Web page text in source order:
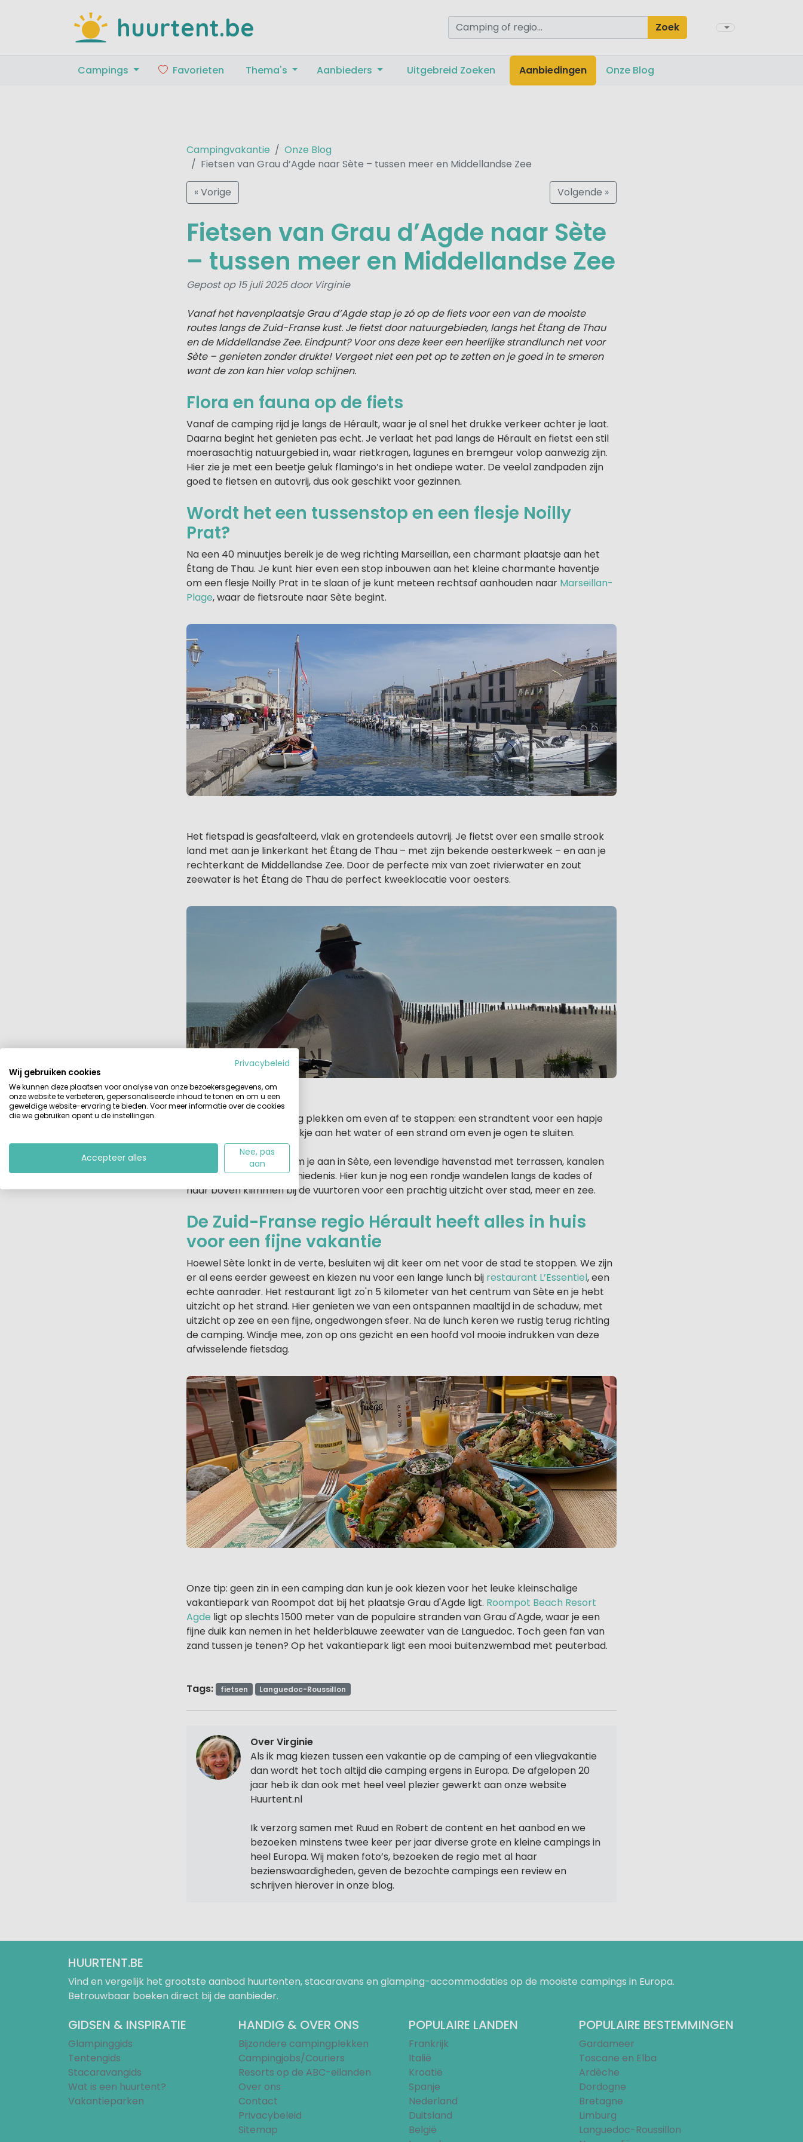
huurtent.be Zoek
Campings Favorieten Thema's Aanbieders Uitgebreid Zoeken Aanbiedingen Onze Blog
Campingvakantie
Onze Blog
Fietsen van Grau d’Agde naar Sète – tussen meer en Middellandse Zee
« Vorige Volgende »
Fietsen van Grau d’Agde naar Sète
– tussen meer en Middellandse Zee
Gepost op 15 juli 2025 door Virginie
Vanaf het havenplaatsje Grau d’Agde stap je zó op de fiets voor een van de mooiste
routes langs de Zuid-Franse kust. Je fietst door natuurgebieden, langs het Étang de Thau
en de Middellandse Zee. Eindpunt? Voor ons deze keer een heerlijke strandlunch net voor
Sète – genieten zonder drukte! Vergeet niet een pet op te zetten en je goed in te smeren
want de zon kan hier volop schijnen.
Flora en fauna op de fiets
Vanaf de camping rijd je langs de Hérault, waar je al snel het drukke verkeer achter je laat.
Daarna begint het genieten pas echt. Je verlaat het pad langs de Hérault en fietst een stil
moerasachtig natuurgebied in, waar rietkragen, lagunes en bremgeur volop aanwezig zijn.
Hier zie je met een beetje geluk flamingo’s in het ondiepe water. De veelal zandpaden zijn
goed te fietsen en autovrij, dus ook geschikt voor gezinnen.
Wordt het een tussenstop en een flesje Noilly
Prat?
Na een 40 minuutjes bereik je de weg richting Marseillan, een charmant plaatsje aan het
Étang de Thau. Je kunt hier even een stop inbouwen aan het kleine charmante haventje
om een flesje Noilly Prat in te slaan of je kunt meteen rechtsaf aanhouden naar Marseillan-
Plage, waar de fietsroute naar Sète begint.
Het fietspad is geasfalteerd, vlak en grotendeels autovrij. Je fietst over een smalle strook
land met aan je linkerkant het Étang de Thau – met zijn bekende oesterkweek – en aan je
rechterkant de Middellandse Zee. Door de perfecte mix van zoet rivierwater en zout
zeewater is het Étang de Thau de perfect kweeklocatie voor oesters.
Onderweg zijn er genoeg plekken om even af te stappen: een strandtent voor een hapje
en een drankje, een bankje aan het water of een strand om even je ogen te sluiten.
Na zo’n 29 kilometer kom je aan in Sète, een levendige havenstad met terrassen, kanalen
en een rijke vissersgeschiedenis. Hier kun je nog een rondje wandelen langs de kades of
naar boven klimmen bij de vuurtoren voor een prachtig uitzicht over stad, meer en zee.
De Zuid-Franse regio Hérault heeft alles in huis
voor een fijne vakantie
Hoewel Sète lonkt in de verte, besluiten wij dit keer om net voor de stad te stoppen. We zijn
er al eens eerder geweest en kiezen nu voor een lange lunch bij restaurant L’Essentiel, een
echte aanrader. Het restaurant ligt zo'n 5 kilometer van het centrum van Sète en je hebt
uitzicht op het strand. Hier genieten we van een ontspannen maaltijd in de schaduw, met
uitzicht op zee en een fijne, ongedwongen sfeer. Na de lunch keren we rustig terug richting
de camping. Windje mee, zon op ons gezicht en een hoofd vol mooie indrukken van deze
afwisselende fietsdag.
Onze tip: geen zin in een camping dan kun je ook kiezen voor het leuke kleinschalige
vakantiepark van Roompot dat bij het plaatsje Grau d'Agde ligt. Roompot Beach Resort
Agde ligt op slechts 1500 meter van de populaire stranden van Grau d'Agde, waar je een
fijne duik kan nemen in het helderblauwe zeewater van de Languedoc. Toch geen fan van
zand tussen je tenen? Op het vakantiepark ligt een mooi buitenzwembad met peuterbad.
Tags: fietsen Languedoc-Roussillon
Over Virginie
Als ik mag kiezen tussen een vakantie op de camping of een vliegvakantie
dan wordt het toch altijd die camping ergens in Europa. De afgelopen 20
jaar heb ik dan ook met heel veel plezier gewerkt aan onze website
Huurtent.nl
Ik verzorg samen met Ruud en Robert de content en het aanbod en we
bezoeken minstens twee keer per jaar diverse grote en kleine campings in
heel Europa. Wij maken foto’s, bezoeken de regio met al haar
bezienswaardigheden, geven de bezochte campings een review en
schrijven hierover in onze blog.
HUURTENT.BE
Vind en vergelijk het grootste aanbod huurtenten, stacaravans en glamping-accommodaties op de mooiste campings in Europa.
Betrouwbaar boeken direct bij de aanbieder.
GIDSEN & INSPIRATIE
Glampinggids
Tentengids
Stacaravangids
Wat is een huurtent?
Vakantieparken
HANDIG & OVER ONS
Bijzondere campingplekken
Campingjobs/Couriers
Resorts op de ABC-eilanden
Over ons
Contact
Privacybeleid
Sitemap
POPULAIRE LANDEN
Frankrijk
Italië
Kroatië
Spanje
Nederland
Duitsland
België
POPULAIRE BESTEMMINGEN
Gardameer
Toscane en Elba
Ardèche
Dordogne
Bretagne
Limburg
Languedoc-Roussillon
Privacybeleid
Wij gebruiken cookies
We kunnen deze plaatsen voor analyse van onze bezoekersgegevens, om
onze website te verbeteren, gepersonaliseerde inhoud te tonen en om u een
geweldige website-ervaring te bieden. Voor meer informatie over de cookies
die we gebruiken opent u de instellingen.
Accepteer alles
Nee, pas
aan